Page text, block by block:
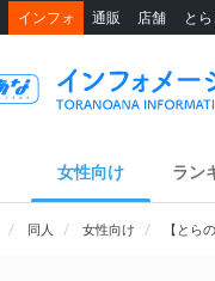
インフォ 通販 店舗 と
女性向け ラン
同人 女性向け 【とら